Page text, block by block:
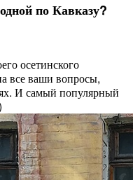
по Кавказу?
осетинского
все ваши вопросы,
И самый популярный